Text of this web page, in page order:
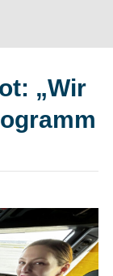
„Wir